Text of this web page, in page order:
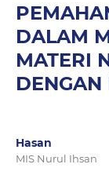
DALAM
MATERI
Hasan
MIS Nurul Ihsan